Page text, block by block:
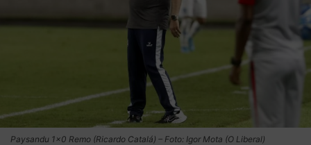
Paysandu 1×0 Remo (Ricardo Catalá) – Foto: Igor Mota (O Liberal)